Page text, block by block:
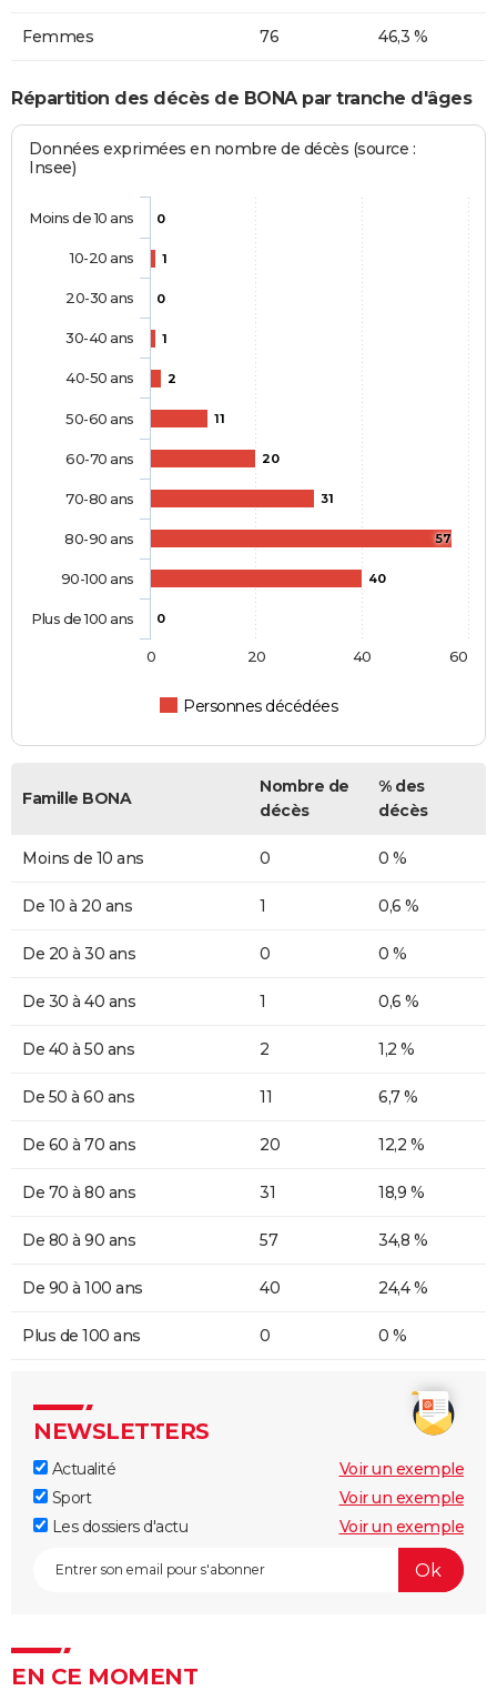
Femmes 76 46,3 %
Répartition des décès de BONA par tranche d'âges
Données exprimées en nombre de décès (source :
Insee)
0
1
0
1
2
11
20
31
57
40
0
Personnes décédées
Moins de 10 ans
10-20 ans
20-30 ans
30-40 ans
40-50 ans
50-60 ans
60-70 ans
70-80 ans
80-90 ans
90-100 ans
Plus de 100 ans
0 20 40 60
Famille BONA
Nombre de
décès
% des
décès
Moins de 10 ans 0 0 %
De 10 à 20 ans 1 0,6 %
De 20 à 30 ans 0 0 %
De 30 à 40 ans 1 0,6 %
De 40 à 50 ans 2 1,2 %
De 50 à 60 ans 11 6,7 %
De 60 à 70 ans 20 12,2 %
De 70 à 80 ans 31 18,9 %
De 80 à 90 ans 57 34,8 %
De 90 à 100 ans 40 24,4 %
Plus de 100 ans 0 0 %
NEWSLETTERS
Actualité
Voir un exemple
Sport
Voir un exemple
Les dossiers d'actu
Voir un exemple
EN CE MOMENT